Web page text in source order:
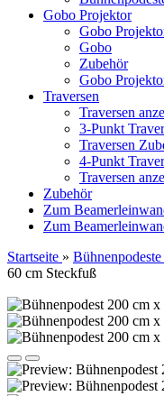
Gobo Projektor
Gobo
Gobo
Zubehör
Gobo
Traversen
Traversen
3-Punkt
Traversen
4-Punkt
Traversen
Zubehör
Zum
Zum
Startseite » Bühnenpodeste
60 cm Steckfuß